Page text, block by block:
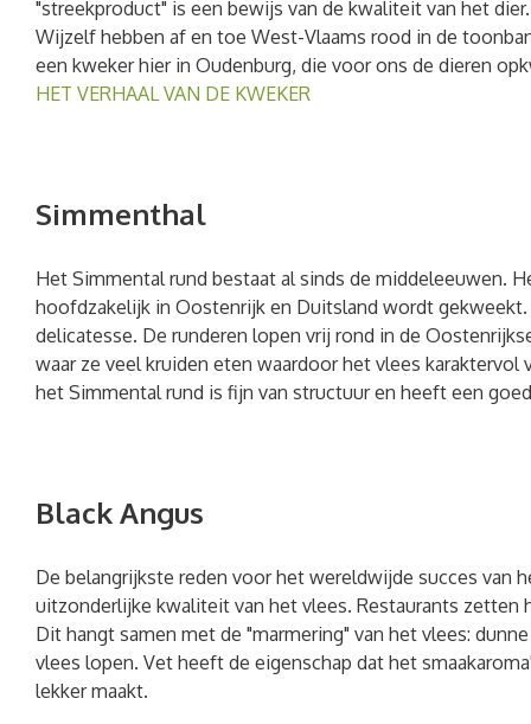
"streekproduct" is een bewijs van de kwaliteit van het
Wijzelf hebben af en toe West-Vlaams rood in de
een kweker hier in Oudenburg, die voor ons de dieren
HET VERHAAL VAN DE KWEKER
Simmenthal
Het Simmental rund bestaat al sinds de middeleeuwen.
hoofdzakelijk in Oostenrijk en Duitsland wordt
delicatesse. De runderen lopen vrij rond in de
waar ze veel kruiden eten waardoor het vlees karaktervol
het Simmental rund is fijn van structuur en heeft een
Black Angus
De belangrijkste reden voor het wereldwijde succes van
uitzonderlijke kwaliteit van het vlees. Restaurants zetten
Dit hangt samen met de "marmering" van het vlees:
vlees lopen. Vet heeft de eigenschap dat het
lekker maakt.